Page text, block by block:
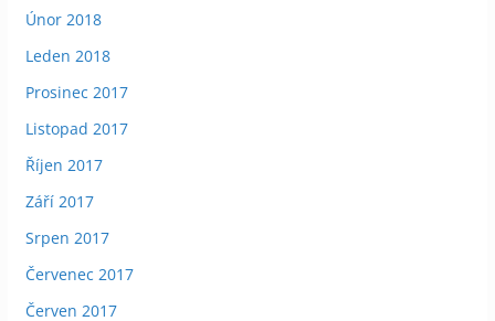
Únor 2018
Leden 2018
Prosinec 2017
Listopad 2017
Říjen 2017
Září 2017
Srpen 2017
Červenec 2017
Červen 2017